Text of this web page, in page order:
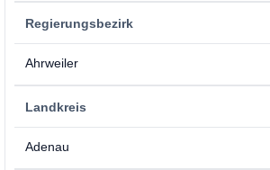
Regierungsbezirk
Ahrweiler
Landkreis
Adenau